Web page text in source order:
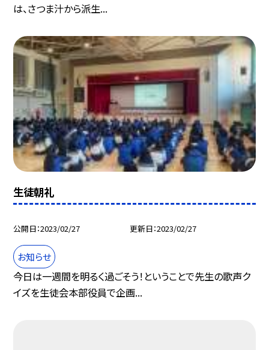
は、さつま汁から派生...
生徒朝礼
公開日 2023/02/27 更新日 2023/02/27
お知らせ
今日は一週間を明るく過ごそう！ということで先生の歌声ク
イズを生徒会本部役員で企画...